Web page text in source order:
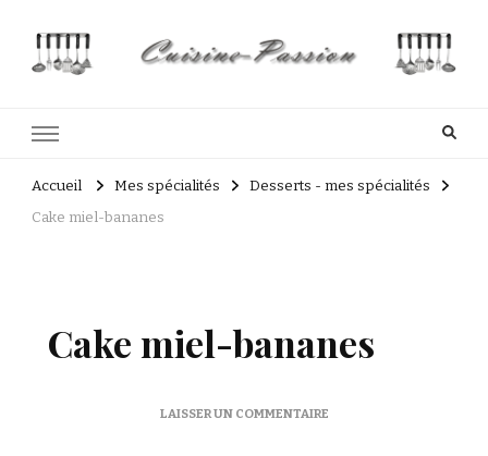
Accueil Mes spécialités
Desserts - mes spécialités
Cake miel-bananes
Cake miel-bananes
LAISSER UN COMMENTAIRESUR